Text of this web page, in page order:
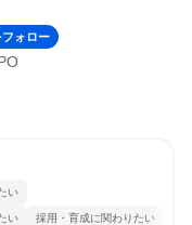
ォロー
い
い 採用・育成に関わりたい